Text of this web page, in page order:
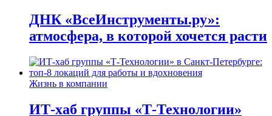
ДНК «ВсеИнструменты.ру»:
атмосфера, в которой хочется расти
Жизнь в компании
ИТ-хаб группы «Т-Технологии»